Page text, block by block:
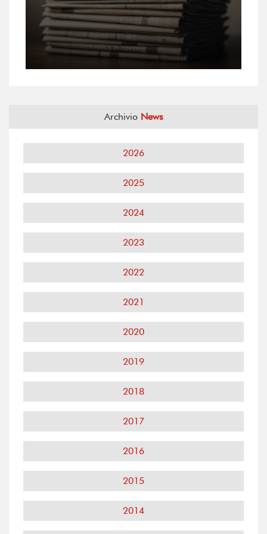
Archivio News
2026
2025
2024
2023
2022
2021
2020
2019
2018
2017
2016
2015
2014